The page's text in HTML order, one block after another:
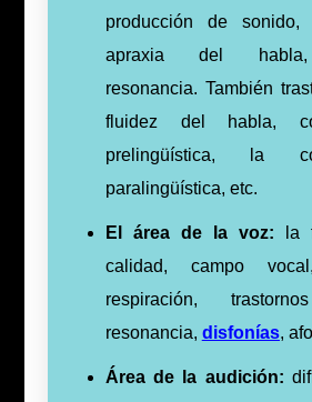
producción de sonido,
apraxia del habla,
resonancia. También
fluidez del habla,
prelingüística, la
paralingüística, etc.
El área de la voz: la
calidad, campo
respiración,
resonancia, disfonías,
Área de la audición: